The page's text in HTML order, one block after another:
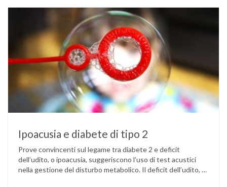
come ingannare il metabolismo ed evitare che gli zuccheri …
Ipoacusia e diabete di tipo 2
Prove convincenti sul legame tra diabete 2 e deficit
dell’udito, o ipoacusia, suggeriscono l’uso di test acustici
nella gestione del disturbo metabolico. Il deficit dell’udito, o